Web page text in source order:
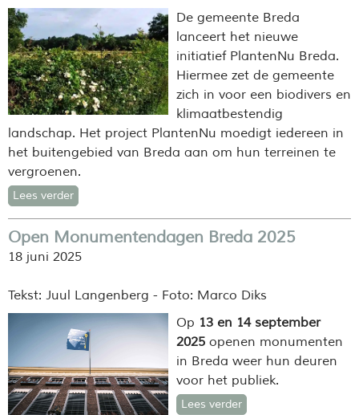
De gemeente Breda
lanceert het nieuwe
initiatief PlantenNu Breda.
Hiermee zet de gemeente
zich in voor een biodivers en
klimaatbestendig
landschap. Het project PlantenNu moedigt iedereen in
het buitengebied van Breda aan om hun terreinen te
vergroenen.
Lees verder
Open Monumentendagen Breda 2025
18 juni 2025
Tekst: Juul Langenberg - Foto: Marco Diks
Op 13 en 14 september
2025 openen monumenten
in Breda weer hun deuren
voor het publiek.
Lees verder